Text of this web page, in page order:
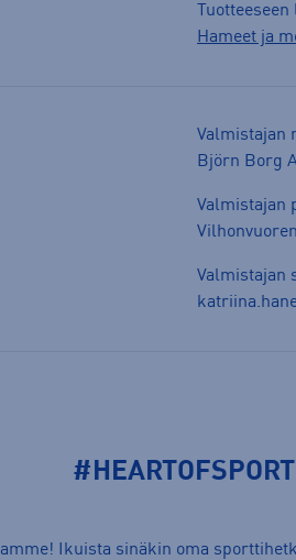
Hameet ja
Valmistajan
Björn Borg
Valmistajan
Valmistajan
#HEARTOFSPORT
Ikuista sinäkin oma